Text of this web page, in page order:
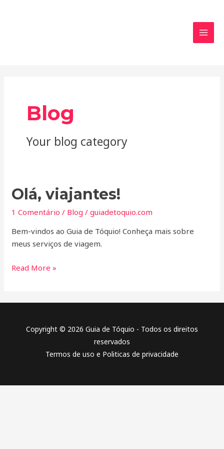
Blog
Your blog category
Olá, viajantes!
1 Comentário / Blog /guiadetoquio.com
Bem-vindos ao Guia de Tóquio! Conheça mais sobre
meus serviços de viagem.
Olá,
viajantes!
Read More »
Copyright © 2026 Guia de Tóquio - Todos os direitos
reservados
Termos de uso e Politicas de privacidade